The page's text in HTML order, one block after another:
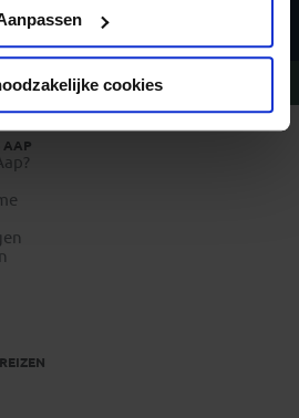
cookies
Bel 020-7887700
AAP